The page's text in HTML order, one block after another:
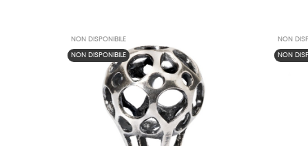
NON DISPONIBILE
NON DISPONIBILE
NON
NON